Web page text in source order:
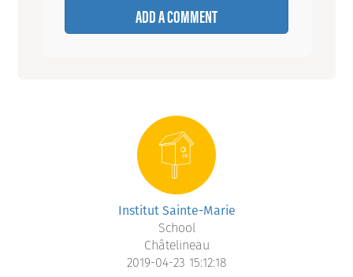
ADD A COMMENT
Institut Sainte-Marie
School
Châtelineau
2019-04-23 15:12:18